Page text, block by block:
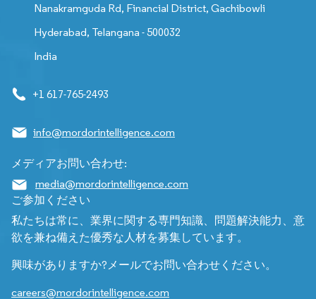
Nanakramguda Rd, Financial District, Gachibowli
Hyderabad, Telangana - 500032
India
+1 617-765-2493
info@mordorintelligence.com
メディアお問い合わせ:
media@mordorintelligence.com
ご参加ください
私たちは常に、業界に関する専門知識、問題解決能力、意
欲を兼ね備えた優秀な人材を募集しています。
興味がありますか?メールでお問い合わせください。
careers@mordorintelligence.com